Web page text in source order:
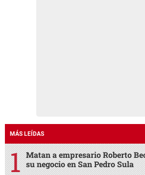
MÁS LEÍDAS
Matan a empresario Roberto
su negocio en San Pedro Sula